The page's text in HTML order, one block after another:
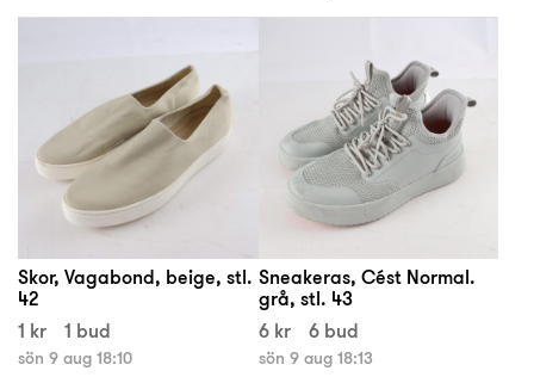
Skor, Vagabond, beige, stl.
42
1 kr
1 bud
sön 9 aug 18:10
Sneakeras, Cést Normal.
grå, stl. 43
6 kr
6 bud
sön 9 aug 18:13